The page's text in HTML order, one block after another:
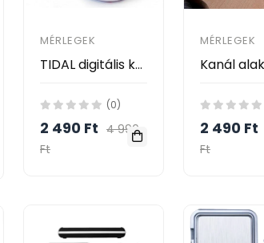
MÉRLEGEK
TIDAL digitális konyhai mérleg tállal 7 kg-ig
(0)
2 490 Ft 4 990
Ft
MÉRLEGEK
2 490 Ft
Ft